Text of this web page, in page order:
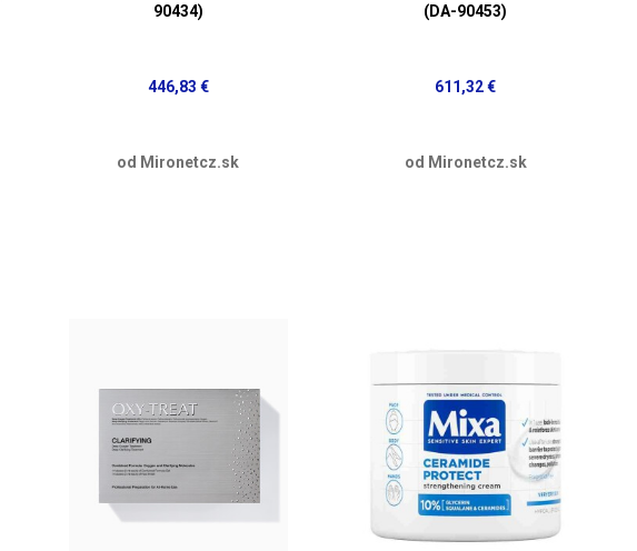
90434)
446,83 €
od Mironetcz.sk
(DA-90453)
611,32 €
od Mironetcz.sk